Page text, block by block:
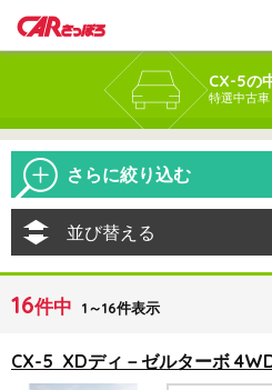
CX-5の
特選中古車
さらに絞り込む
並び替える
16件中 1～16件表示
CX-5 XDディ－ゼルターボ